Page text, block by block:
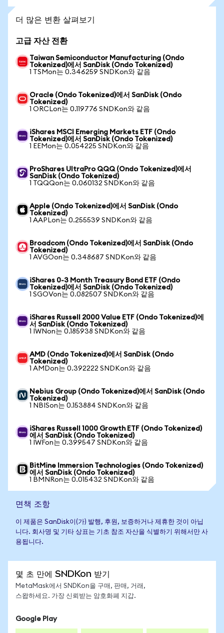
더 많은 변환 살펴보기
고급 자산 전환
Taiwan Semiconductor Manufacturing (Ondo
Tokenized)에서 SanDisk (Ondo Tokenized)
1 TSMon는 0.346259 SNDKon와 같음
Oracle (Ondo Tokenized)에서 SanDisk (Ondo
Tokenized)
1 ORCLon는 0.119776 SNDKon와 같음
iShares MSCI Emerging Markets ETF (Ondo
Tokenized)에서 SanDisk (Ondo Tokenized)
1 EEMon는 0.054225 SNDKon와 같음
ProShares UltraPro QQQ (Ondo Tokenized)에서
SanDisk (Ondo Tokenized)
1 TQQQon는 0.060132 SNDKon와 같음
Apple (Ondo Tokenized)에서 SanDisk (Ondo
Tokenized)
1 AAPLon는 0.255539 SNDKon와 같음
Broadcom (Ondo Tokenized)에서 SanDisk (Ondo
Tokenized)
1 AVGOon는 0.348687 SNDKon와 같음
iShares 0-3 Month Treasury Bond ETF (Ondo
Tokenized)에서 SanDisk (Ondo Tokenized)
1 SGOVon는 0.082507 SNDKon와 같음
iShares Russell 2000 Value ETF (Ondo Tokenized)에
서 SanDisk (Ondo Tokenized)
1 IWNon는 0.185938 SNDKon와 같음
AMD (Ondo Tokenized)에서 SanDisk (Ondo
Tokenized)
1 AMDon는 0.392222 SNDKon와 같음
Nebius Group (Ondo Tokenized)에서 SanDisk (Ondo
Tokenized)
1 NBISon는 0.153884 SNDKon와 같음
iShares Russell 1000 Growth ETF (Ondo Tokenized)
에서 SanDisk (Ondo Tokenized)
1 IWFon는 0.399547 SNDKon와 같음
BitMine Immersion Technologies (Ondo Tokenized)
에서 SanDisk (Ondo Tokenized)
1 BMNRon는 0.015432 SNDKon와 같음
면책 조항
이 제품은 SanDisk이(가) 발행, 후원, 보증하거나 제휴한 것이 아닙
니다. 회사명 및 기타 상표는 기초 참조 자산을 식별하기 위해서만 사
용됩니다.
몇 초 만에 SNDKon 받기
MetaMask에서 SNDKon을 구매, 판매, 거래,
스왑하세요. 가장 신뢰받는 암호화폐 지갑.
Google Play